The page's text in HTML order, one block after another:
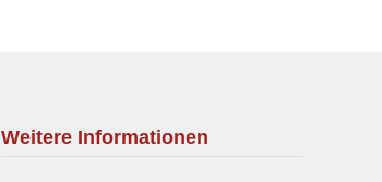
Weitere Informationen